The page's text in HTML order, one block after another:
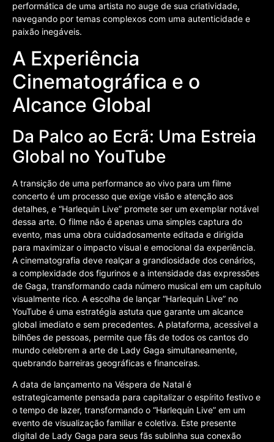
performática de uma artista no auge de sua criatividade,
navegando por temas complexos com uma autenticidade e
paixão inegáveis.
A Experiência
Cinematográfica e o
Alcance Global
Da Palco ao Ecrã: Uma Estreia
Global no YouTube
A transição de uma performance ao vivo para um filme
concerto é um processo que exige visão e atenção aos
detalhes, e “Harlequin Live” promete ser um exemplar notável
dessa arte. O filme não é apenas uma simples captura do
evento, mas uma obra cuidadosamente editada e dirigida
para maximizar o impacto visual e emocional da experiência.
A cinematografia deve realçar a grandiosidade dos cenários,
a complexidade dos figurinos e a intensidade das expressões
de Gaga, transformando cada número musical em um capítulo
visualmente rico. A escolha de lançar “Harlequin Live” no
YouTube é uma estratégia astuta que garante um alcance
global imediato e sem precedentes. A plataforma, acessível a
bilhões de pessoas, permite que fãs de todos os cantos do
mundo celebrem a arte de Lady Gaga simultaneamente,
quebrando barreiras geográficas e financeiras.
A data de lançamento na Véspera de Natal é
estrategicamente pensada para capitalizar o espírito festivo e
o tempo de lazer, transformando o “Harlequin Live” em um
evento de visualização familiar e coletiva. Este presente
digital de Lady Gaga para seus fãs sublinha sua conexão